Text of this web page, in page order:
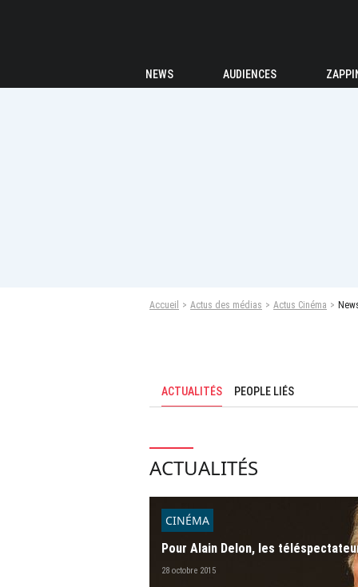
NEWS AUDIENCES
Accueil Actus des médias Actus Cinéma
ACTUALITÉS PEOPLE LIÉS
ACTUALITÉS
CINÉMA
Pour Alain Delon, les
28 octobre 2015